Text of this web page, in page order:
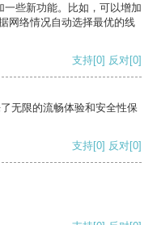
些新功能。比如，可以增加
网络情况自动选择最优的线
支持[0] 反对[0]
无限的流畅体验和安全性保
支持[0] 反对[0]